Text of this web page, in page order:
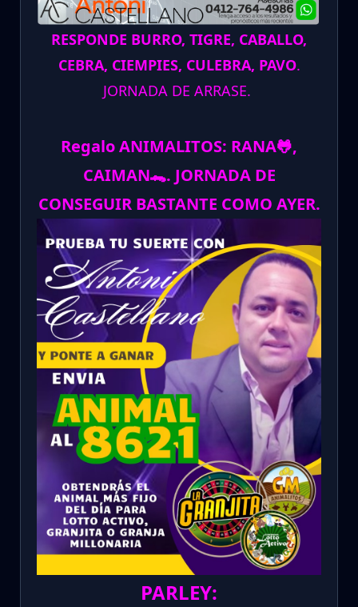
RESPONDE BURRO, TIGRE, CABALLO,
CEBRA, CIEMPIES, CULEBRA, PAVO.
JORNADA DE ARRASE.
Regalo ANIMALITOS: RANA🐸,
CAIMAN🐊. JORNADA DE
CONSEGUIR BASTANTE COMO AYER.
PARLEY: